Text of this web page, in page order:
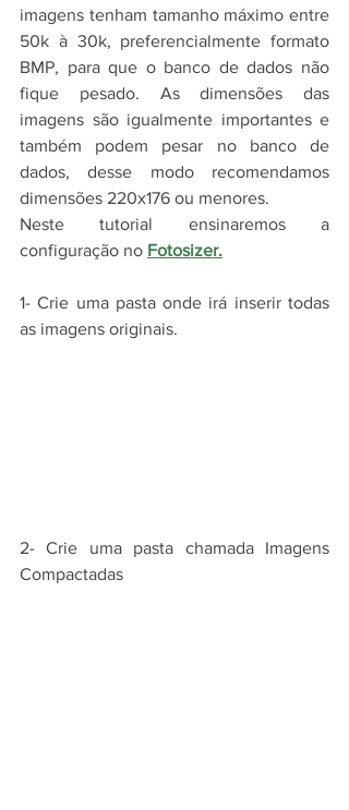
imagens tenham tamanho máximo entre
50k à 30k, preferencialmente formato
BMP, para que o banco de dados não
fique pesado. As dimensões das
imagens são igualmente importantes e
também podem pesar no banco de
dados, desse modo recomendamos
dimensões 220x176 ou menores.
Neste tutorial ensinaremos a
configuração no Fotosizer.
1- Crie uma pasta onde irá inserir todas
as imagens originais.
2- Crie uma pasta chamada Imagens
Compactadas